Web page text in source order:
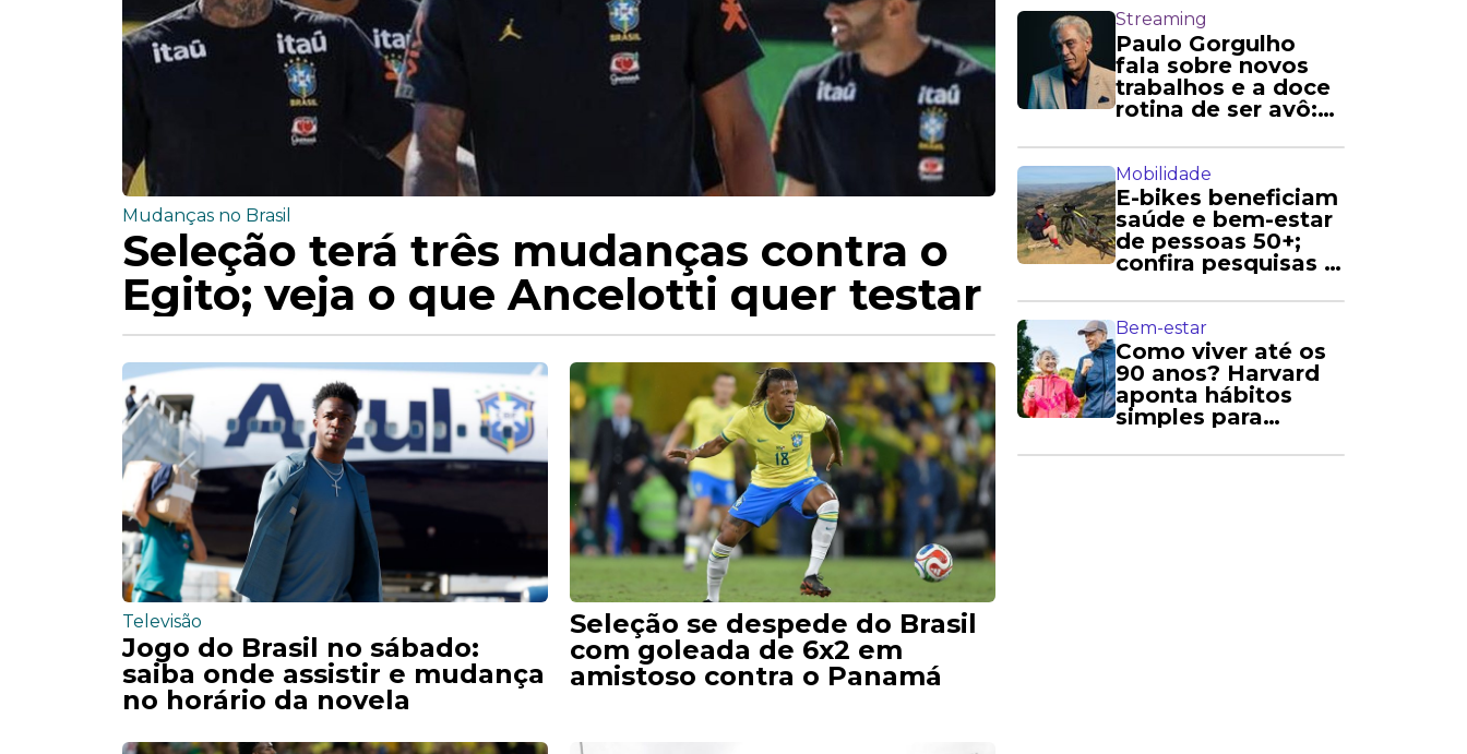
Mudanças no Brasil
Seleção terá três mudanças contra o
Egito; veja o que Ancelotti quer testar
Televisão
Jogo do Brasil no sábado:
saiba onde assistir e mudança
no horário da novela
Seleção se despede do Brasil
com goleada de 6x2 em
amistoso contra o Panamá
Streaming
Paulo Gorgulho
fala sobre novos
trabalhos e a doce
rotina de ser avô:
Mobilidade
E-bikes beneficiam
saúde e bem-estar
de pessoas 50+;
confira pesquisas e
Bem-estar
Como viver até os
90 anos? Harvard
aponta hábitos
simples para